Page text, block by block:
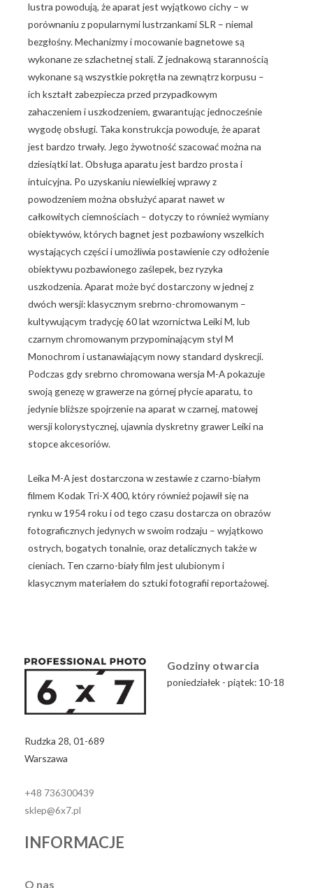
lustra powodują, że aparat jest wyjątkowo cichy – w
porównaniu z popularnymi lustrzankami SLR – niemal
bezgłośny. Mechanizmy i mocowanie bagnetowe są
wykonane ze szlachetnej stali. Z jednakową starannością
wykonane są wszystkie pokrętła na zewnątrz korpusu –
ich kształt zabezpiecza przed przypadkowym
zahaczeniem i uszkodzeniem, gwarantując jednocześnie
wygodę obsługi. Taka konstrukcja powoduje, że aparat
jest bardzo trwały. Jego żywotność szacować można na
dziesiątki lat. Obsługa aparatu jest bardzo prosta i
intuicyjna. Po uzyskaniu niewielkiej wprawy z
powodzeniem można obsłużyć aparat nawet w
całkowitych ciemnościach – dotyczy to również wymiany
obiektywów, których bagnet jest pozbawiony wszelkich
wystających części i umożliwia postawienie czy odłożenie
obiektywu pozbawionego zaślepek, bez ryzyka
uszkodzenia. Aparat może być dostarczony w jednej z
dwóch wersji: klasycznym srebrno-chromowanym –
kultywującym tradycję 60 lat wzornictwa Leiki M, lub
czarnym chromowanym przypominającym styl M
Monochrom i ustanawiającym nowy standard dyskrecji.
Podczas gdy srebrno chromowana wersja M-A pokazuje
swoją genezę w grawerze na górnej płycie aparatu, to
jedynie bliższe spojrzenie na aparat w czarnej, matowej
wersji kolorystycznej, ujawnia dyskretny grawer Leiki na
stopce akcesoriów.
Leika M-A jest dostarczona w zestawie z czarno-białym
filmem Kodak Tri-X 400, który również pojawił się na
rynku w 1954 roku i od tego czasu dostarcza on obrazów
fotograficznych jedynych w swoim rodzaju – wyjątkowo
ostrych, bogatych tonalnie, oraz detalicznych także w
cieniach. Ten czarno-biały film jest ulubionym i
klasycznym materiałem do sztuki fotografii reportażowej.
Rudzka 28, 01-689
Warszawa
+48 736300439
sklep@6x7.pl
Godziny otwarcia
poniedziałek - piątek: 10-18
INFORMACJE
O nas